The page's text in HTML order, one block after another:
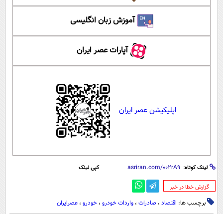
آموزش زبان انگلیسی
آپارات عصر ایران
اپلیکیشن عصر ایران
لینک کوتاه: کپی لینک
‌گزارش خطا در خبر
برچسب ها: اقتصاد ، صادرات ، واردات خودرو ، خودرو ، عصرایران